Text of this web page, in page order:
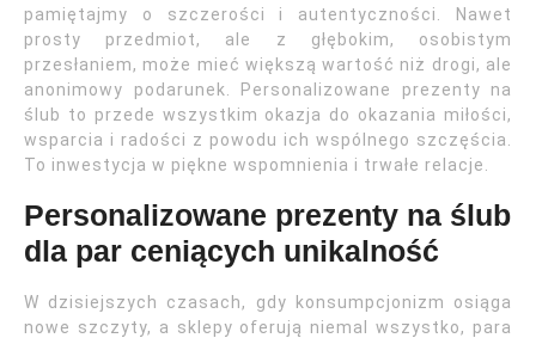
pamiętajmy o szczerości i autentyczności. Nawet
prosty przedmiot, ale z głębokim, osobistym
przesłaniem, może mieć większą wartość niż drogi, ale
anonimowy podarunek. Personalizowane prezenty na
ślub to przede wszystkim okazja do okazania miłości,
wsparcia i radości z powodu ich wspólnego szczęścia.
To inwestycja w piękne wspomnienia i trwałe relacje.
Personalizowane prezenty na ślub
dla par ceniących unikalność
W dzisiejszych czasach, gdy konsumpcjonizm osiąga
nowe szczyty, a sklepy oferują niemal wszystko, para